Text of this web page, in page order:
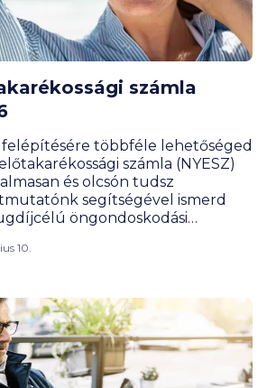
számla
többféle lehetőséged
számla (NYESZ)
és olcsón tudsz
segítségével ismerd
öngondoskodási
10.